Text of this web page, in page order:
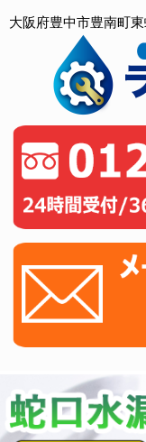
大阪府豊中市豊南町